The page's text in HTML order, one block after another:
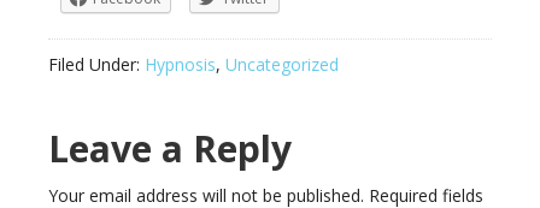
Filed Under: Hypnosis, Uncategorized
Leave a Reply
Your email address will not be published. Required fields